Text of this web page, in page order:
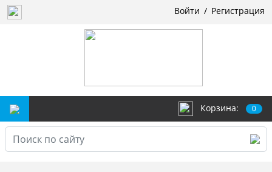
Войти / Регистрация
Корзина: 0